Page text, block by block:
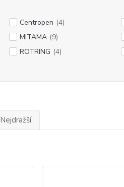
Centropen (4)
MITAMA (9)
ROTRING (4)
Nejdražší